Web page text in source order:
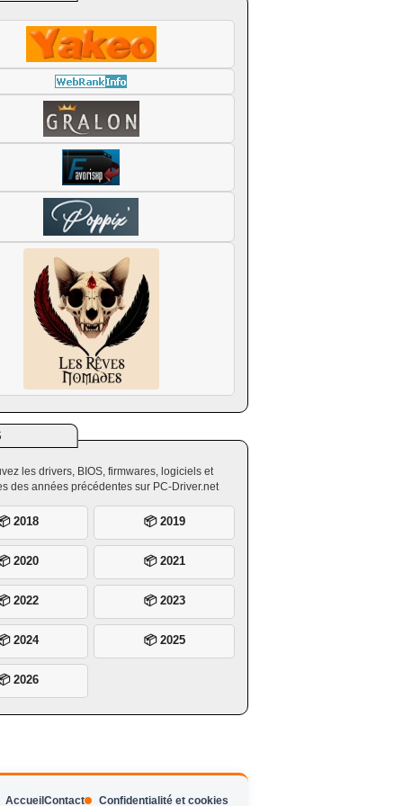
les drivers, BIOS, firmwares, logiciels et
des années précédentes sur PC-Driver.net
2018 📦 2019
2020 📦 2021
2022 📦 2023
2024 📦 2025
2026
Accueil Contact Confidentialité et cookies